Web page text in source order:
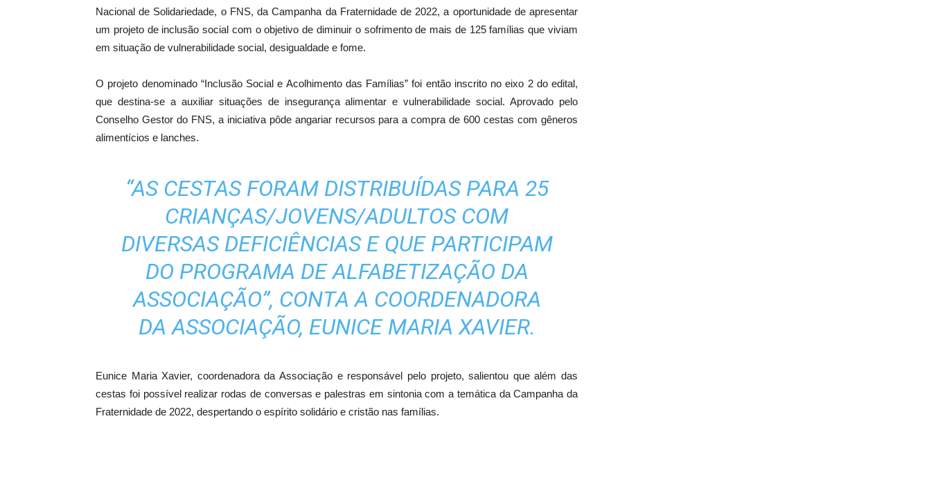
Nacional de Solidariedade, o FNS, da Campanha da Fraternidade de 2022, a oportunidade de apresentar
um projeto de inclusão social com o objetivo de diminuir o sofrimento de mais de 125 famílias que viviam
em situação de vulnerabilidade social, desigualdade e fome.
O projeto denominado “Inclusão Social e Acolhimento das Famílias” foi então inscrito no eixo 2 do edital,
que destina-se a auxiliar situações de insegurança alimentar e vulnerabilidade social. Aprovado pelo
Conselho Gestor do FNS, a iniciativa pôde angariar recursos para a compra de 600 cestas com gêneros
alimentícios e lanches.
“AS CESTAS FORAM DISTRIBUÍDAS PARA 25
CRIANÇAS/JOVENS/ADULTOS COM
DIVERSAS DEFICIÊNCIAS E QUE PARTICIPAM
DO PROGRAMA DE ALFABETIZAÇÃO DA
ASSOCIAÇÃO”, CONTA A COORDENADORA
DA ASSOCIAÇÃO, EUNICE MARIA XAVIER.
Eunice Maria Xavier, coordenadora da Associação e responsável pelo projeto, salientou que além das
cestas foi possível realizar rodas de conversas e palestras em sintonia com a temática da Campanha da
Fraternidade de 2022, despertando o espírito solidário e cristão nas famílias.